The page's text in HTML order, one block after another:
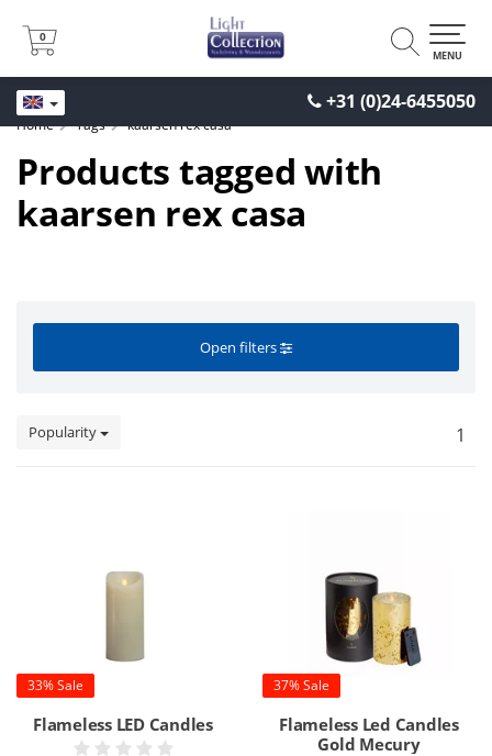
+31 (0)24-6455050
0
0
MENU
Home Tags kaarsen rex casa
Products tagged with
kaarsen rex casa
Open filters
Popularity 1
33% Sale
Flameless LED Candles
37% Sale
Flameless Led Candles
Gold Mecury